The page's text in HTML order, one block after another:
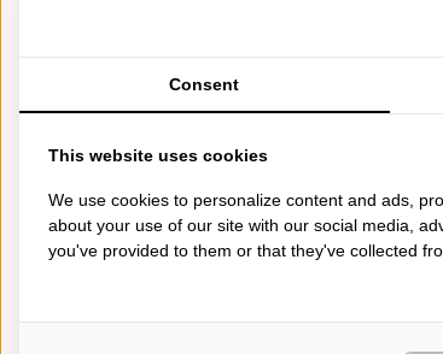
eendendons(10)
30 t/m 170 breed(14)
170 t/m 260 breed(4)
Winter(10)
600 GRAMS
Consent
This website uses cookies
We use cookies to personalize content and ads,
about your use of our site with our social media,
you've provided to them or that they've collected